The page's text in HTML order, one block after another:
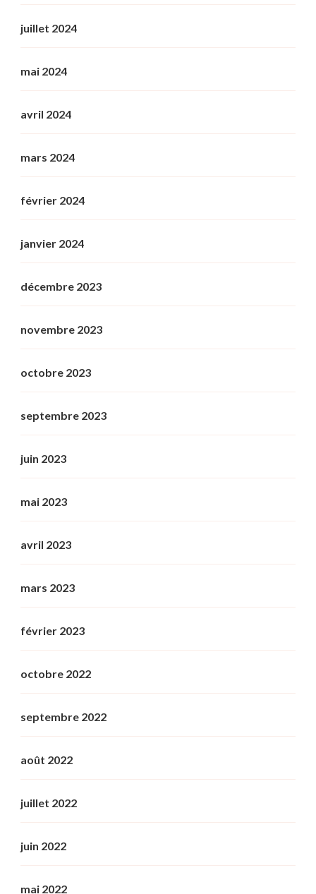
juillet 2024
mai 2024
avril 2024
mars 2024
février 2024
janvier 2024
décembre 2023
novembre 2023
octobre 2023
septembre 2023
juin 2023
mai 2023
avril 2023
mars 2023
février 2023
octobre 2022
septembre 2022
août 2022
juillet 2022
juin 2022
mai 2022